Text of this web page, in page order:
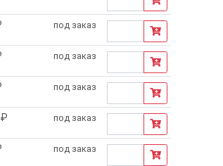
под заказ
под заказ
под заказ
под заказ
под заказ